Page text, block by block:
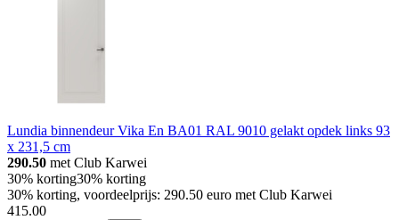
Lundia binnendeur Vika En BA01 RAL 9010 gelakt opdek links 93
x 231,5 cm
290.50 met Club Karwei
30% korting30% korting
30% korting, voordeelprijs: 290.50 euro met Club Karwei
415.00